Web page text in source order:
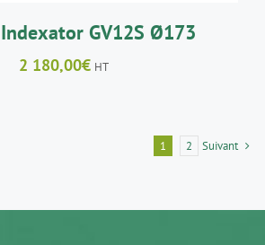
GV12S Ø173
2 180,00€ HT
1 2 Suivant